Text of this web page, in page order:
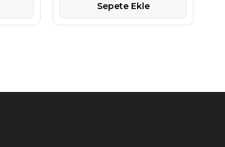
Sepete Ekle